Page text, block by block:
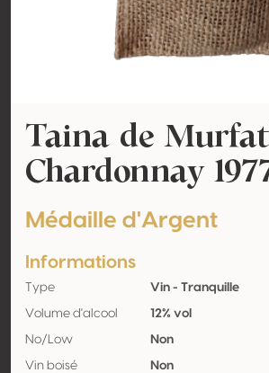
Taina de
Chardonnay
Médaille d'Argent
Informations
Type Vin - Tranquille
Volume d'alcool 12% vol
No/Low Non
Vin boisé Non